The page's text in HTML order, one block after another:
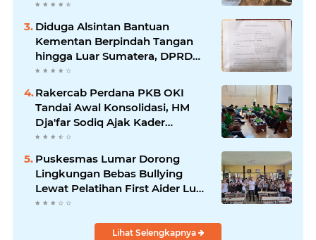
Diduga Alsintan Bantuan
Kementan Berpindah Tangan
hingga Luar Sumatera, DPRD
Sumsel Minta Aparat Usut
Rakercab Perdana PKB OKI
Tandai Awal Konsolidasi, HM
Dja'far Sodiq Ajak Kader
Tinggalkan Dinamika Internal
Puskesmas Lumar Dorong
Lingkungan Bebas Bullying
Lewat Pelatihan First Aider Luka
Psikologis di SMAN 01
Lihat Selengkapnya